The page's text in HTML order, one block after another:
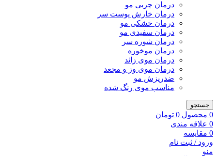
درمان چربی مو
درمان خارش پوست سر
درمان خشکی مو
درمان سفیدی مو
درمان شوره سر
درمان موخوره
درمان موی زائد
درمان موی وز و مجعد
ضدریزش مو
مناسب موی رنگ شده
جستجو
0 محصول 0 تومان
0 علاقه مندی
0 مقایسه
ورود / ثبت نام
منو